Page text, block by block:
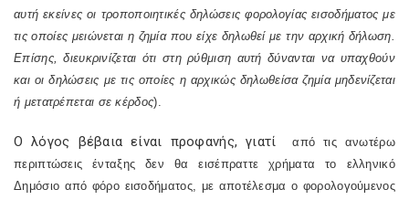
αυτή εκείνες οι τροποποιητικές δηλώσεις φορολογίας εισοδήματος με
τις οποίες μειώνεται η ζημία που είχε δηλωθεί με την αρχική δήλωση.
Επίσης, διευκρινίζεται ότι στη ρύθμιση αυτή δύνανται να υπαχθούν
και οι δηλώσεις με τις οποίες η αρχικώς δηλωθείσα ζημία μηδενίζεται
ή μετατρέπεται σε κέρδος).
Ο λόγος βέβαια είναι προφανής, γιατί
από τις ανωτέρω
περιπτώσεις ένταξης δεν θα εισέπραττε χρήματα το ελληνικό
Δημόσιο από φόρο εισοδήματος, με αποτέλεσμα ο φορολογούμενος